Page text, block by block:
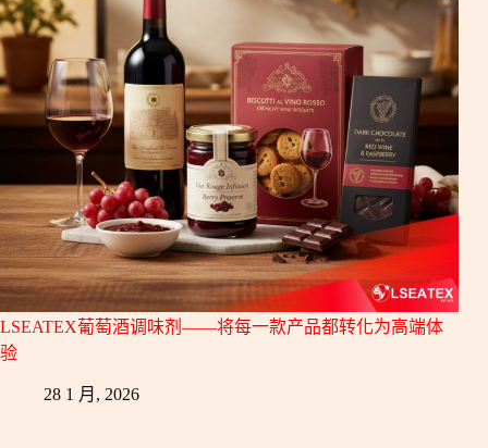
LSEATEX葡萄酒调味剂——将每一款产品都转化为高端体
验
28 1 月, 2026